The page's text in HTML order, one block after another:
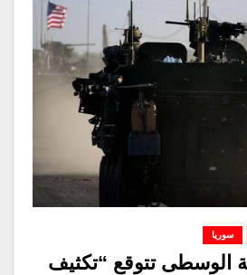
سوريا
الوسطى تتوقع “تكثيف